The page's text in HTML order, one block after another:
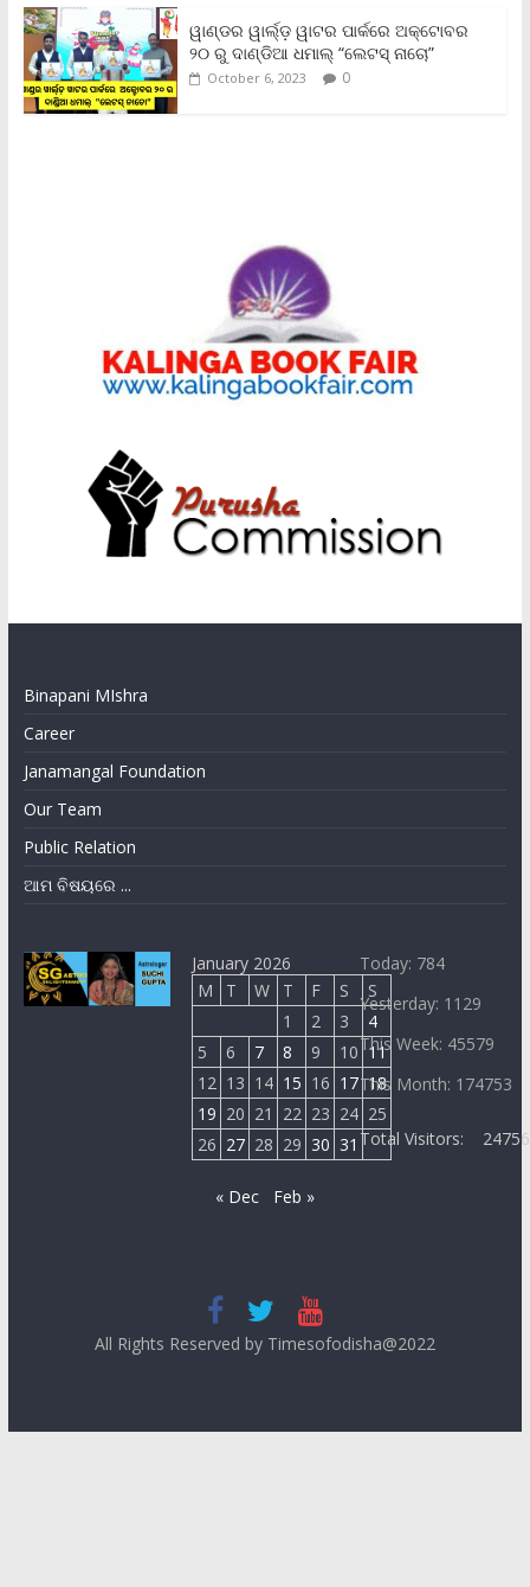
ୱାଣ୍ଡର ୱାର୍ଲ୍‌ଡ଼ ୱାଟର ପାର୍କରେ ଅକ୍ଟୋବର
୨୦ ରୁ ଦାଣ୍ଡିଆ ଧମାଲ୍ “ଲେଟସ୍ ନାଚୋ”
October 6, 2023 0
Binapani MIshra
Career
Janamangal Foundation
Our Team
Public Relation
ଆମ ବିଷୟରେ ...
January 2026
M
T W T F S
S
1
2 3
4
5
6 7 8 9 10 11
12 13 14 15 16 17 18
19 20 21 22 23 24 25
26 27 28 29 30 31
« Dec Feb »
Today: 784
Yesterday: 1129
This Week: 45579
This Month: 174753
Total Visitors:
All Rights Reserved by Timesofodisha@2022